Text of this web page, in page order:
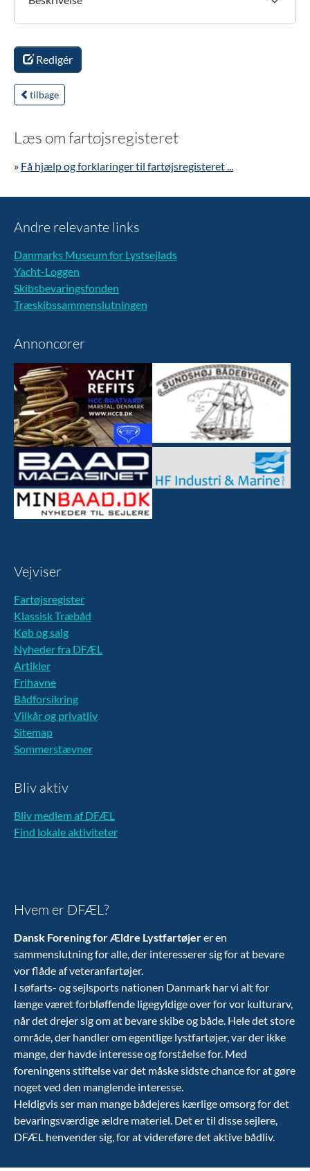
Redigér
tilbage
Læs om fartøjsregisteret
» Få hjælp og forklaringer til fartøjsregisteret ...
Andre relevante links
Danmarks Museum for Lystsejlads
Yacht-Loggen
Skibsbevaringsfonden
Træskibssammenslutningen
Annoncører
Vejviser
Fartøjsregister
Klassisk Træbåd
Køb og salg
Nyheder fra DFÆL
Artikler
Frihavne
Bådforsikring
Vilkår og privatliv
Sitemap
Sommerstævner
Bliv aktiv
Bliv medlem af DFÆL
Find lokale aktiviteter
Hvem er DFÆL?
Dansk Forening for Ældre Lystfartøjerer en
sammenslutning for alle, der interesserer sig for at bevare
vor flåde af veteranfartøjer.
I søfarts- og sejlsports nationen Danmark har vi alt for
længe været forbløffende ligegyldige over for vor kulturarv,
når det drejer sig om at bevare skibe og både. Hele det store
område, der handler om egentlige lystfartøjer, var der ikke
mange, der havde interesse og forståelse for. Med
foreningens stiftelse var det måske sidste chance for at gøre
noget ved den manglende interesse.
Heldigvis ser man mange bådejeres kærlige omsorg for det
bevaringsværdige ældre materiel. Det er til disse sejlere,
DFÆL henvender sig, for at videreføre det aktive bådliv.